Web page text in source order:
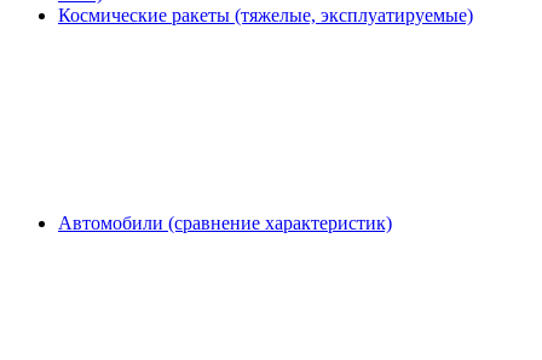
Космические ракеты (тяжелые, эксплуатируемые)
Автомобили (сравнение характеристик)